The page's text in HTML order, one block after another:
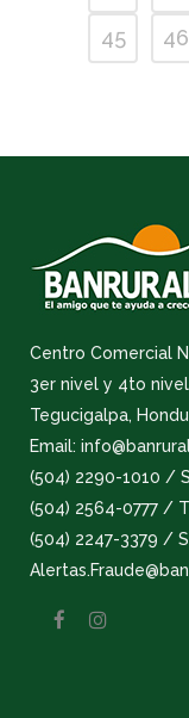
45
46
Centro Comercial
3er nivel y 4to
Tegucigalpa,
Email:
(504) 2290-1010 /
(504) 2564-0777 /
(504) 2247-3379 /